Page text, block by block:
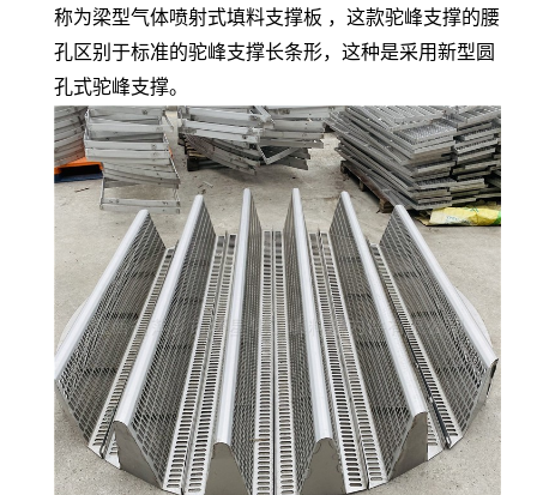
称为梁型气体喷射式填料支撑板 ，这款驼峰支撑的腰
孔区别于标准的驼峰支撑长条形，这种是采用新型圆
孔式驼峰支撑。